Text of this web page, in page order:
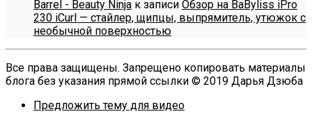
Barrel - Beauty Ninja к записи Обзор на BaByliss iPro
230 iCurl — стайлер, щипцы, выпрямитель, утюжок с
необычной поверхностью
Все права защищены. Запрещено копировать материалы
блога без указания прямой ссылки © 2019 Дарья Дзюба
Предложить тему для видео